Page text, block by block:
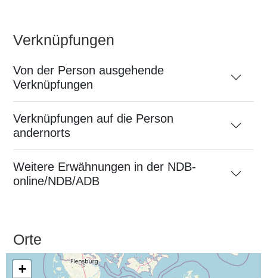
Verknüpfungen
Von der Person ausgehende
Verknüpfungen
Verknüpfungen auf die Person
andernorts
Weitere Erwähnungen in der NDB-
online/NDB/ADB
Orte
+